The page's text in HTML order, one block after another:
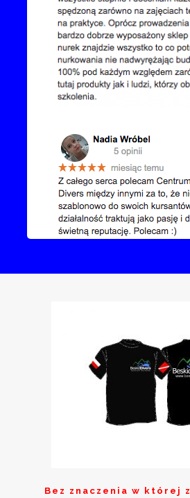
Bez znaczenia w której z